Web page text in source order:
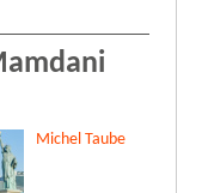
Michel Taube